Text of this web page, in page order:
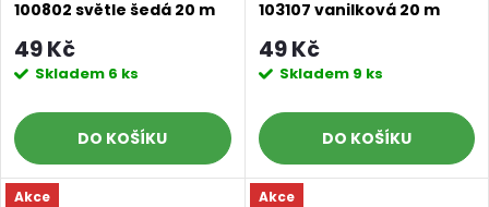
100802 světle šedá 20 m
49 Kč
Skladem 6 ks
DO KOŠÍKU
103107 vanilková 20 m
49 Kč
Skladem 9 ks
DO KOŠÍKU
Akce
Akce